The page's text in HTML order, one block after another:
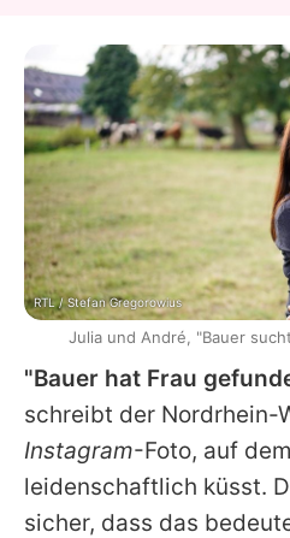
"Bauer hat Frau
schreibt der Nordrhein-
Instagram-Foto, auf
leidenschaftlich küsst.
sicher, dass das
RTL / Stefan Gregorowius
Julia und André, "Bauer